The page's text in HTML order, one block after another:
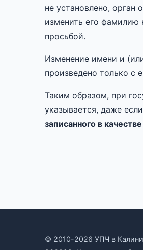
не установлено, орган
изменить его
просьбой.
Изменение имени и
произведено только с
Таким образом, при
указывается, даже
записанного в
© 2010-2026 УПЧ в